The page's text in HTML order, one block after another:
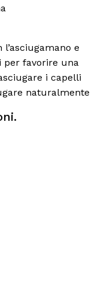
e
per favorire una
i capelli
naturalmente